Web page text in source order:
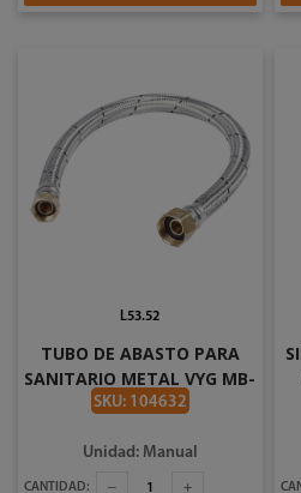
TUBO DE ABASTO PARA
SANITARIO METAL VYG MB-
1M
SKU: 104632
L53.52
Unidad: Manual
CANTIDAD: